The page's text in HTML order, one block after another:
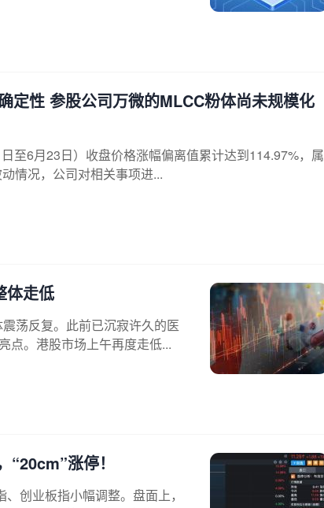
定性 参股公司万微的MLCC粉体尚未规模化
至6月23日）收盘价格涨幅偏离值累计达到114.97%，属
情况，公司对相关事项进...
体走低
荡反复。此前已沉寂许久的医
点。港股市场上午再度走低...
涨停！
创业板指小幅调整。盘面上，